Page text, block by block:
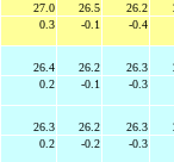
27.0 26.5 26.2
0.3 -0.1 -0.4
26.4 26.2 26.3
0.2 -0.1 -0.3
26.3 26.2 26.3
0.2 -0.2 -0.3